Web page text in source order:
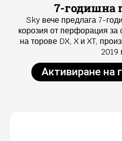
7-годишна
Sky вече предлага 7-
корозия от перфорация за
на торове DX, X и XT,
2019
Активиране на